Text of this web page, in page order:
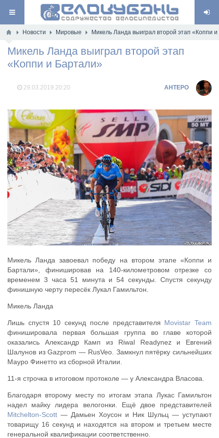
Новости Мировые Микель Ланда выиграл второй этап «Коппи
Микель Ланда выиграл второй этап
«Коппи и Бартали»
29.03.2019 20:20 AHTEPO
Микель Ланда завоевал победу на втором этапе «Коппи и
Бартали», финишировав на 140-километровом отрезке со
временем 3 часа 51 минута и 54 секунды. Спустя секунду
финишную черту пересёк Лукал Гамильтон.
Микель Ланда
Лишь спустя 10 секунд после представителя Movistar Team
финишировала первая большая группа во главе которой
оказались Александр Камп из Riwal Readynez и Евгений
Шалунов из Gazprom — RusVeo. Замкнул пятёрку сильнейших
Мауро Финетто из сборной Италии.
11-я строчка в итоговом протоколе — у Александра Власова.
Благодаря второму месту по итогам этапа Лукас Гамильтон
надел майку лидера велогонки. Ещё двое представителей
Mitchelton-Scott — Дамьен Хоусон и Ник Шульц — уступают
товарищу 16 секунд и находятся на втором и третьем месте
генеральной квалификации соответственно.